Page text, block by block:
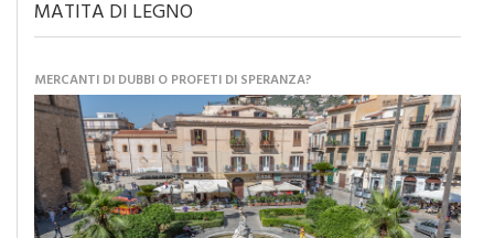
MATITA DI LEGNO
MERCANTI DI DUBBI O PROFETI DI SPERANZA?